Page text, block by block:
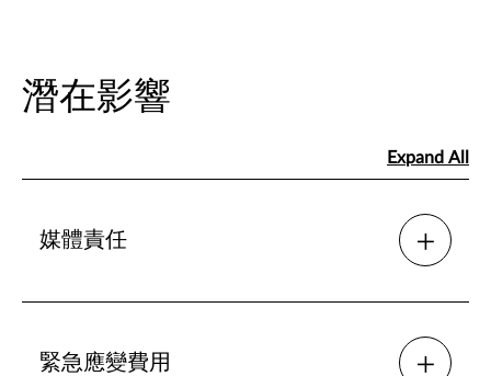
潛在影響
Expand All
媒體責任
緊急應變費用